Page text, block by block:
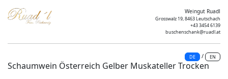
Weingut Ruadl
Grosswalz 19, 8463 Leutschach
+43 3454 6139
buschenschank@ruadl.at
DE / EN
Schaumwein Österreich Gelber Muskateller Trocken